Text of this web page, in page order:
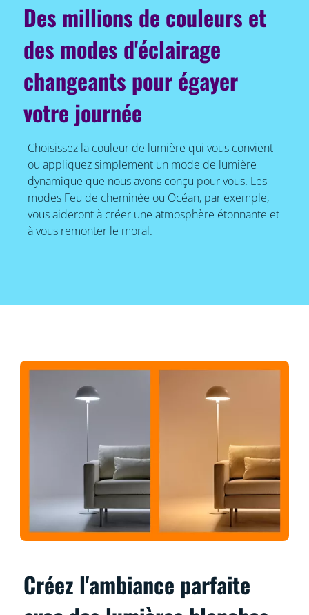
Des millions de couleurs et
des modes d'éclairage
changeants pour égayer
votre journée
Choisissez la couleur de lumière qui vous convient
ou appliquez simplement un mode de lumière
dynamique que nous avons conçu pour vous. Les
modes Feu de cheminée ou Océan, par exemple,
vous aideront à créer une atmosphère étonnante et
à vous remonter le moral.
Créez l'ambiance parfaite